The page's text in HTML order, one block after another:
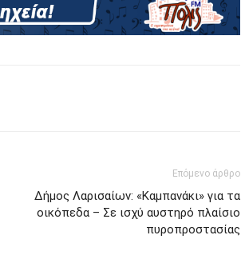
Επόμενο άρθρο
Δήμος Λαρισαίων: «Καμπανάκι» για τα
οικόπεδα – Σε ισχύ αυστηρό πλαίσιο
πυροπροστασίας